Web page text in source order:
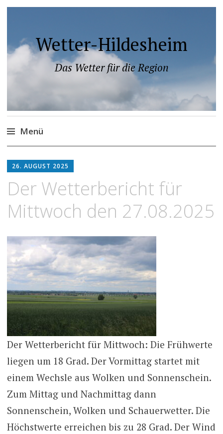
Wetter-Hildesheim
Das Wetter für die Region
Menü
Inhalt
26. AUGUST 2025
Der Wetterbericht für
Mittwoch den 27.08.2025
Der Wetterbericht für Mittwoch: Die Frühwerte
liegen um 18 Grad. Der Vormittag startet mit
einem Wechsle aus Wolken und Sonnenschein.
Zum Mittag und Nachmittag dann
Sonnenschein, Wolken und Schauerwetter. Die
Höchstwerte erreichen bis zu 28 Grad. Der Wind